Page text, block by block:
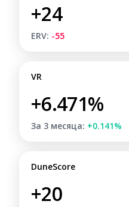
+24
ERV: -55
VR
+6.471%
За 3 месяца: +0.141%
DuneScore
+20